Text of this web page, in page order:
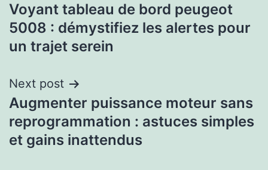
Voyant tableau de bord peugeot
5008 : démystifiez les alertes pour
un trajet serein
Next post
Augmenter puissance moteur sans
reprogrammation : astuces simples
et gains inattendus